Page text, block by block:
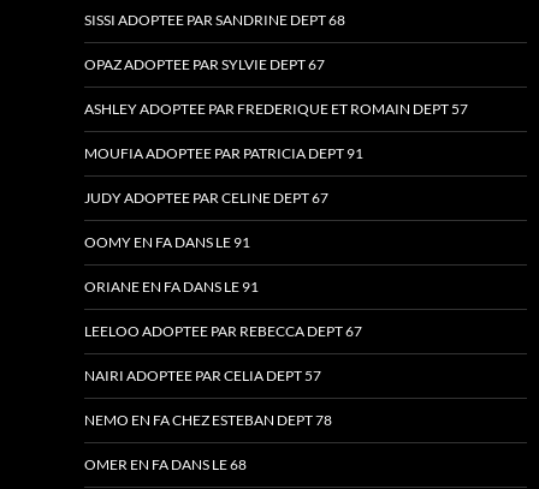
SISSI ADOPTEE PAR SANDRINE DEPT 68
OPAZ ADOPTEE PAR SYLVIE DEPT 67
ASHLEY ADOPTEE PAR FREDERIQUE ET ROMAIN DEPT 57
MOUFIA ADOPTEE PAR PATRICIA DEPT 91
JUDY ADOPTEE PAR CELINE DEPT 67
OOMY EN FA DANS LE 91
ORIANE EN FA DANS LE 91
LEELOO ADOPTEE PAR REBECCA DEPT 67
NAIRI ADOPTEE PAR CELIA DEPT 57
NEMO EN FA CHEZ ESTEBAN DEPT 78
OMER EN FA DANS LE 68